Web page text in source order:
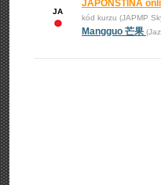
JA
JAPONŠTINA
kód kurzu (JAPMP
Mangguo 芒果